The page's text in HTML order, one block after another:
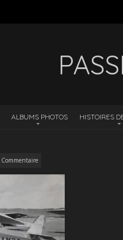
ALBUMS PHOTOS HISTOIRES